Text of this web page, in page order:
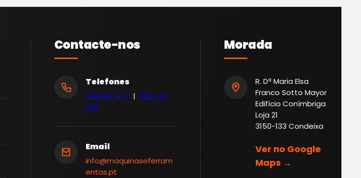
Contacte-nos
Telefones
239 097 477 | 928 145
320
Email
info@maquinaseferram
entas.pt
Morada
R. Dª Maria Elsa
Franco Sotto Mayor
Edifício Conímbriga
Loja 21
3150-133 Condeixa
Ver no Google
Maps →